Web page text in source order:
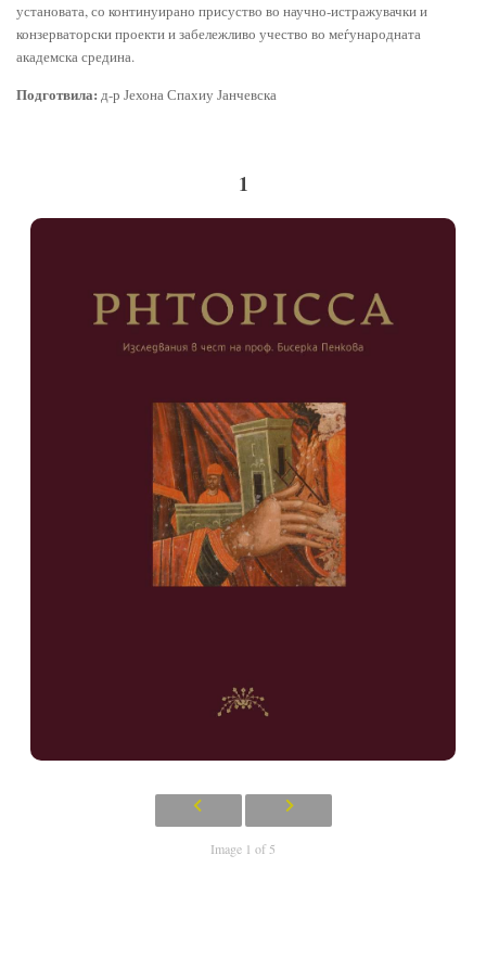
установата, со континуирано присуство во научно-истражувачки и
конзерваторски проекти и забележливо учество во меѓународната
академска средина.
Подготвила: д-р Јехона Спахиу Јанчевска
1
Image 1 of 5